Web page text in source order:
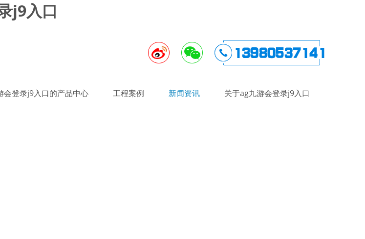
j9入口
会登录j9入口的产品中心 工程案例 新闻资讯 关于ag九游会登录j9入口